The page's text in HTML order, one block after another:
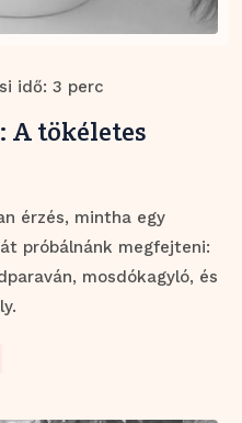
idő: 3 perc
A tökéletes
érzés, mintha egy
próbálnánk megfejteni:
mosdókagyló, és